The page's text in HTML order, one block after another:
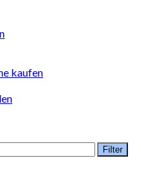
kaufen
Filter